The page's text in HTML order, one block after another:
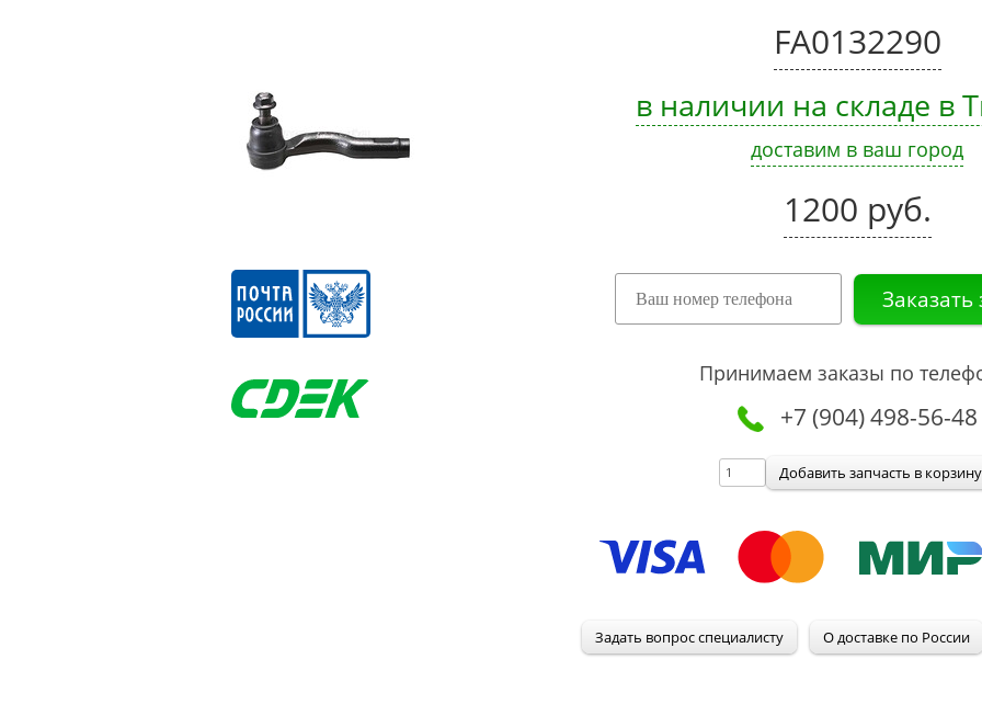
FA0132290
в наличии на складе в
доставим в ваш город
1200 руб.
Принимаем заказы по
+7 (904) 498-56-48